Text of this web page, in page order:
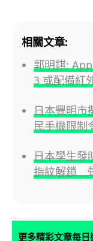
相關文章:
郭明錤:
3 或配備紅
日本豐明市
民手機限制
日本學生
指紋解鎖
更多精彩文章每